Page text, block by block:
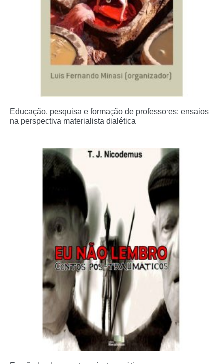
Educação, pesquisa e formação de professores: ensaios
na perspectiva materialista dialética